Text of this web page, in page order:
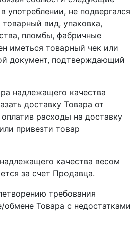
употреблении, не подвергался
вид, упаковка,
пломбы, фабричные
иметься товарный чек или
документ, подтверждающий
надлежащего качества
доставку Товара от
расходы на доставку
привезти товар
качества весом
за счет Продавца.
требования
обмене Товара с недостатками